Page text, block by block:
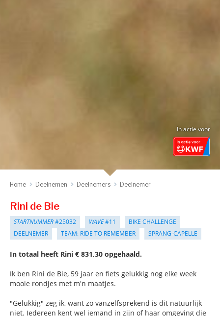
In actie voor
Home Deelnemen Deelnemers Deelnemer
Rini de Bie
STARTNUMMER#25032 WAVE#11
BIKE CHALLENGE
DEELNEMER
TEAM: RIDE TO REMEMBER SPRANG-CAPELLE
In totaal heeft Rini € 831,30 opgehaald.
Ik ben Rini de Bie, 59 jaar en fiets gelukkig nog elke week
mooie rondjes met m'n maatjes.
"Gelukkig" zeg ik, want zo vanzelfsprekend is dit natuurlijk
niet. Iedereen kent wel iemand in zijn of haar omgeving die